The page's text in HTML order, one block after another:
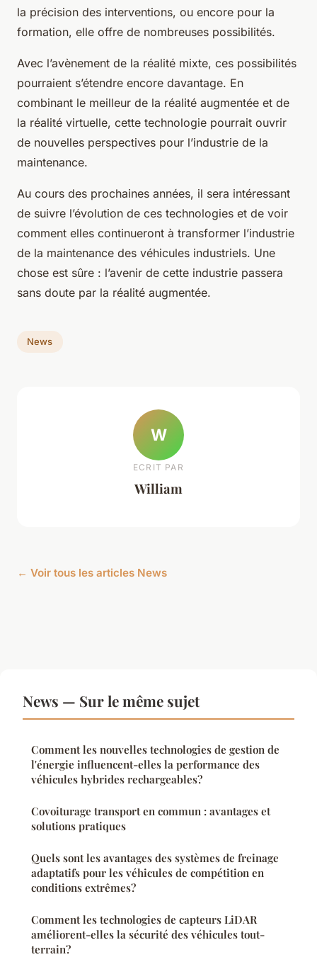
la précision des interventions, ou encore pour la
formation, elle offre de nombreuses possibilités.
Avec l’avènement de la réalité mixte, ces possibilités
pourraient s’étendre encore davantage. En
combinant le meilleur de la réalité augmentée et de
la réalité virtuelle, cette technologie pourrait ouvrir
de nouvelles perspectives pour l’industrie de la
maintenance.
Au cours des prochaines années, il sera intéressant
de suivre l’évolution de ces technologies et de voir
comment elles continueront à transformer l’industrie
de la maintenance des véhicules industriels. Une
chose est sûre : l’avenir de cette industrie passera
sans doute par la réalité augmentée.
News
W
ECRIT PAR
William
← Voir tous les articles News
News — Sur le même sujet
Comment les nouvelles technologies de gestion de
l'énergie influencent-elles la performance des
véhicules hybrides rechargeables?
Covoiturage transport en commun : avantages et
solutions pratiques
Quels sont les avantages des systèmes de freinage
adaptatifs pour les véhicules de compétition en
conditions extrêmes?
Comment les technologies de capteurs LiDAR
améliorent-elles la sécurité des véhicules tout-
terrain?